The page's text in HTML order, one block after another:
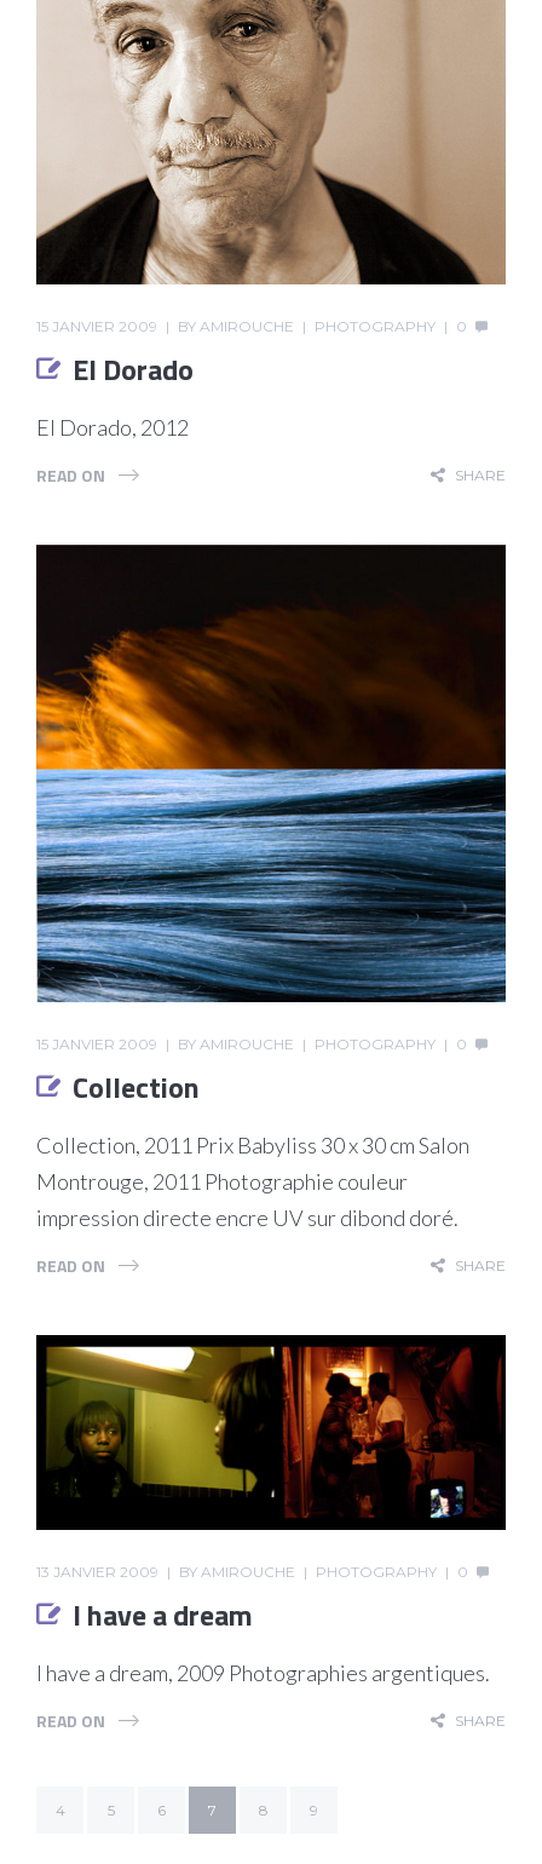
15 JANVIER 2009 BY AMIROUCHE PHOTOGRAPHY 0
El Dorado
El Dorado, 2012
READ ON SHARE
15 JANVIER 2009 BY AMIROUCHE PHOTOGRAPHY 0
Collection
Collection, 2011 Prix Babyliss 30 x 30 cm Salon
Montrouge, 2011 Photographie couleur
impression directe encre UV sur dibond doré.
READ ON SHARE
13 JANVIER 2009 BY AMIROUCHE PHOTOGRAPHY 0
I have a dream
I have a dream, 2009 Photographies argentiques.
READ ON SHARE
4 5 6 7 8 9